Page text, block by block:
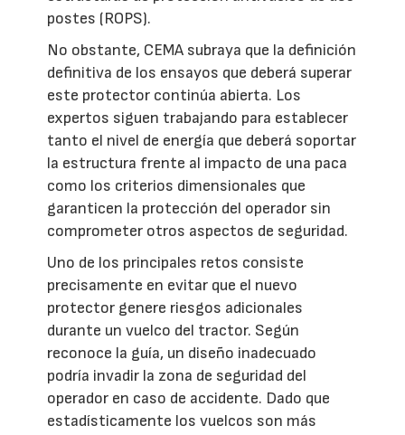
postes (ROPS).
No obstante, CEMA subraya que la definición
definitiva de los ensayos que deberá superar
este protector continúa abierta. Los
expertos siguen trabajando para establecer
tanto el nivel de energía que deberá soportar
la estructura frente al impacto de una paca
como los criterios dimensionales que
garanticen la protección del operador sin
comprometer otros aspectos de seguridad.
Uno de los principales retos consiste
precisamente en evitar que el nuevo
protector genere riesgos adicionales
durante un vuelco del tractor. Según
reconoce la guía, un diseño inadecuado
podría invadir la zona de seguridad del
operador en caso de accidente. Dado que
estadísticamente los vuelcos son más